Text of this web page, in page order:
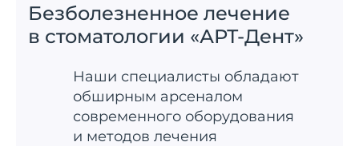
Безболезненное лечение
в стоматологии «АРТ-Дент»
Наши специалисты обладают
обширным арсеналом
современного оборудования
и методов лечения